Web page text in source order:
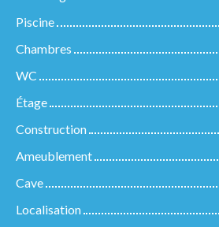
Piscine
Chambres
WC
Étage
Construction
Ameublement
Cave
Localisation